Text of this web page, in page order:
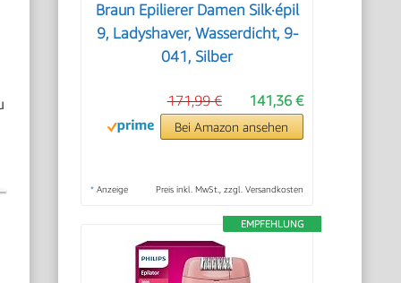
Braun Epilierer Damen Silk·épil
9, Ladyshaver, Wasserdicht, 9-
041, Silber
141,36 €
171,99 €
Bei Amazon ansehen
* Anzeige Preis inkl. MwSt., zzgl. Versandkosten
EMPFEHLUNG